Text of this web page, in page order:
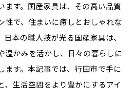
ます。国産家具は、その高い品質
性で、住まいに癒しとおしゃれな
本の職人技が光る国産家具は、
温かみを活かし、日々の暮らしに
ます。本記事では、行田市で手に
、生活空間をより豊かにするアイ